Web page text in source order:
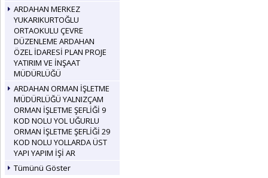
ARDAHAN MERKEZ
YUKARIKURTOĞLU
ORTAOKULU ÇEVRE
DÜZENLEME ARDAHAN
ÖZEL İDARESİ PLAN PROJE
YATIRIM VE İNŞAAT
MÜDÜRLÜĞÜ
ARDAHAN ORMAN İŞLETME
MÜDÜRLÜĞÜ YALNIZÇAM
ORMAN İŞLETME ŞEFLİĞİ 9
KOD NOLU YOL UĞURLU
ORMAN İŞLETME ŞEFLİĞİ 29
KOD NOLU YOLLARDA ÜST
YAPI YAPIM İŞİ AR
Tümünü Göster